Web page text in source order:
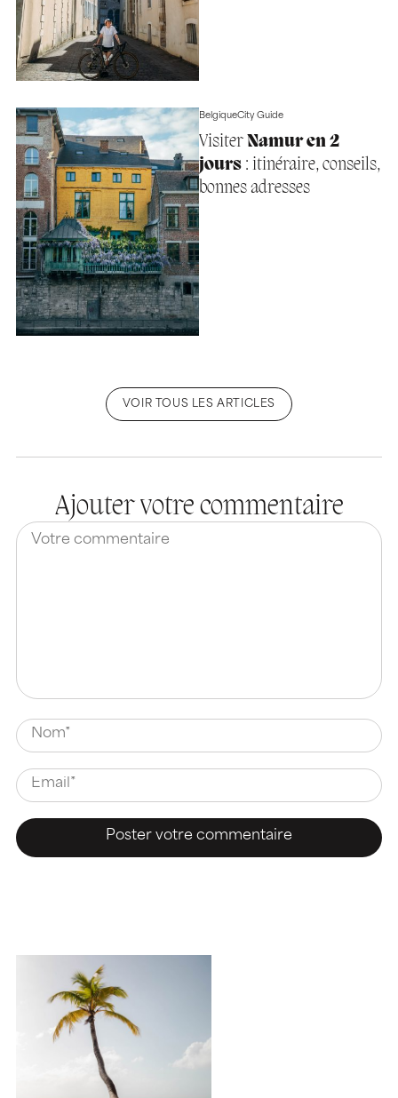
BelgiqueCity Guide
Visiter Namur en 2
jours: itinéraire, conseils,
bonnes adresses
VOIR TOUS LES ARTICLES
Ajouter votre commentaire